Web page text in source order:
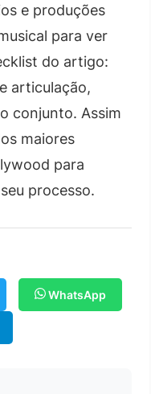
e produções
para ver
do artigo:
articulação,
conjunto. Assim
maiores
para
processo.
WhatsApp